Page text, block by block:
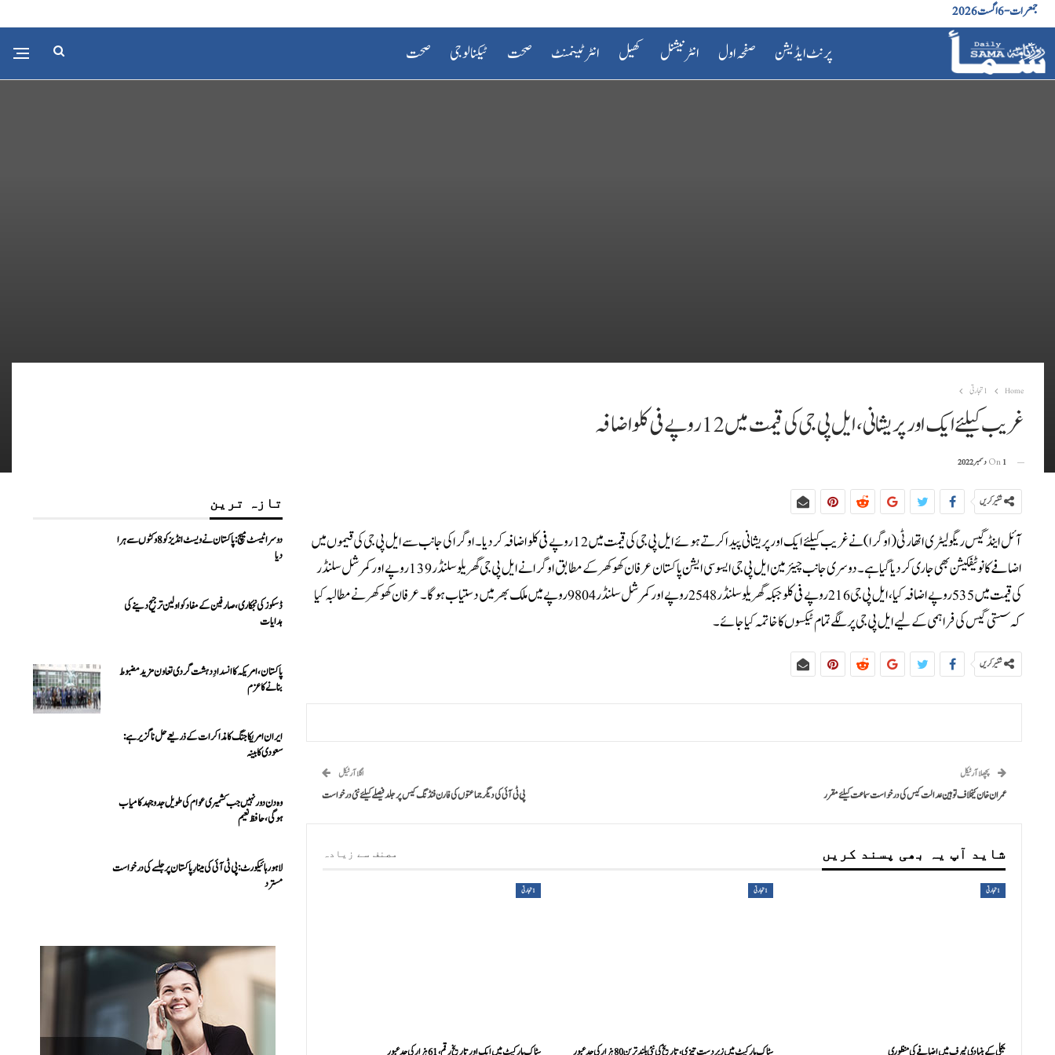
جمعرات - 6 اگست 2026
پرنٹ ایڈیشن صفحہ اول انٹرنیشنل کھیل انٹرٹینمنٹ صحت ٹیکنالوجی صحت
Home 1تجارتی
غریب کیلئے ایک اور پریشانی، ایل پی جی کی قیمت میں 12 روپے فی کلو اضافہ
On1 دسمبر 2022
شئیر کریں
آئل اینڈ گیس ریگولیٹری اتھارٹی (اوگرا) نے غریب کیلئے ایک اور پریشانی پیدا کرتے ہوئے ایل پی جی کی قیمت میں 12روپے فی کلو اضافہ کر دیا۔اوگرا کی جانب سے ایل پی جی کی قیموں میں
اضافے کا نوٹیفکیشن بھی جاری کر دیا گیا ہے۔دوسری جانب چیئرمین ایل پی جی ایسوسی ایشن پاکستان عرفان کھوکھر کے مطابق اوگرا نے ایل پی جی گھریلو سلنڈر 139 روپے اور کمرشل سلنڈر
کی قیمت میں 535 روپے اضافہ کیا، ایل پی جی 216 روپے فی کلو جبکہ گھریلو سلنڈر 2548 روپے اور کمرشل سلنڈر 9804 روپے میں ملک بھر میں دستیاب ہوگا۔عرفان کھوکھر نے مطالبہ کیا
کہ سستی گیس کی فراہمی کے لیے ایل پی جی پر لگے تمام ٹیکسوں کا خاتمہ کیا جائے۔
شئیر کریں
پچھلا آرٹیکل
عمران خان کیخلاف توہین عدالت کیس کی درخواست سماعت کیلئے مقرر
اگلا آرٹیکل
پی ٹی آئی کی دیگر جماعتوں کی فارن فنڈنگ کیس پر جلد فیصلے کیلئے نئی درخواست
شاید آپ یہ بھی پسند کریں مصنف سے زیادہ
1تجارتی 1تجارتی 1تجارتی
تازہ ترین
دوسرا ٹیسٹ میچ: پاکستان نے ویسٹ انڈیز کو 8 وکٹوں سے ہرا
دیا
ڈسکوز کی نجکاری،صارفین کے مفاد کو اولین ترجیح دینے کی
ہدایات
پاکستان، امریکہ کا انسدادِ دہشت گردی تعاون مزید مضبوط
بنانے کا عزم
ایران امریکا جنگ کا مذاکرات کے ذریعے حل ناگزیر ہے:
سعودی کابینہ
وہ دن دور نہیں جب کشمیری عوام کی طویل جدوجہد کامیاب
ہوگی،حافظ نعیم
لاہور ہائیکورٹ: پی ٹی آئی کی مینارِ پاکستان پر جلسے کی درخواست
مسترد